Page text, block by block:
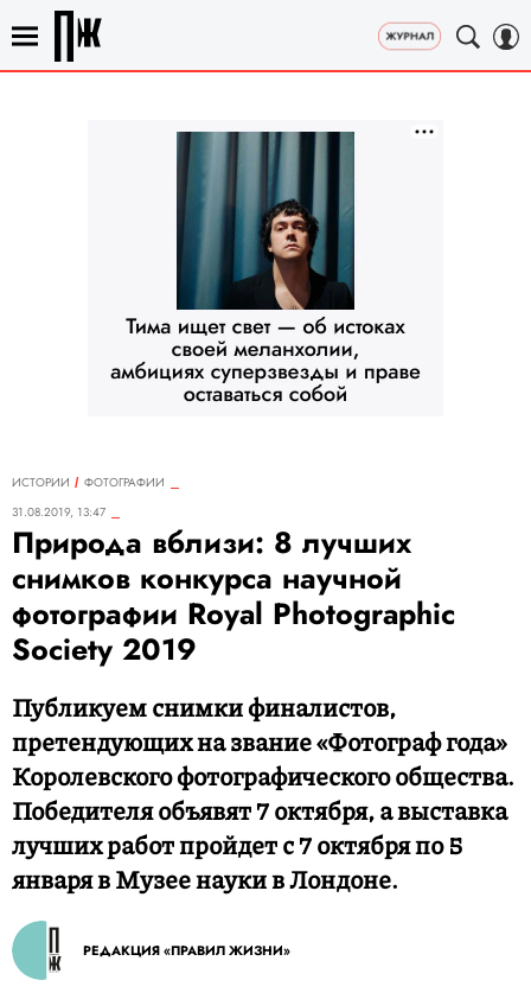
ИСТОРИИ
ФОТОГРАФИИ
31.08.2019, 13:47
Природа вблизи: 8 лучших
снимков конкурса научной
фотографии Royal Photographic
Society 2019
Публикуем снимки финалистов,
претендующих на звание «Фотограф года»
Королевского фотографического общества.
Победителя объявят 7 октября, а выставка
лучших работ пройдет с 7 октября по 5
января в Музее науки в Лондоне.
РЕДАКЦИЯ «ПРАВИЛ ЖИЗНИ»